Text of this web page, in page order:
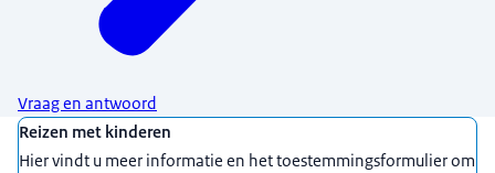
Vraag en antwoord
Uitgelicht
Reizen met kinderen
Hier vindt u meer informatie en het toestemmingsformulier om